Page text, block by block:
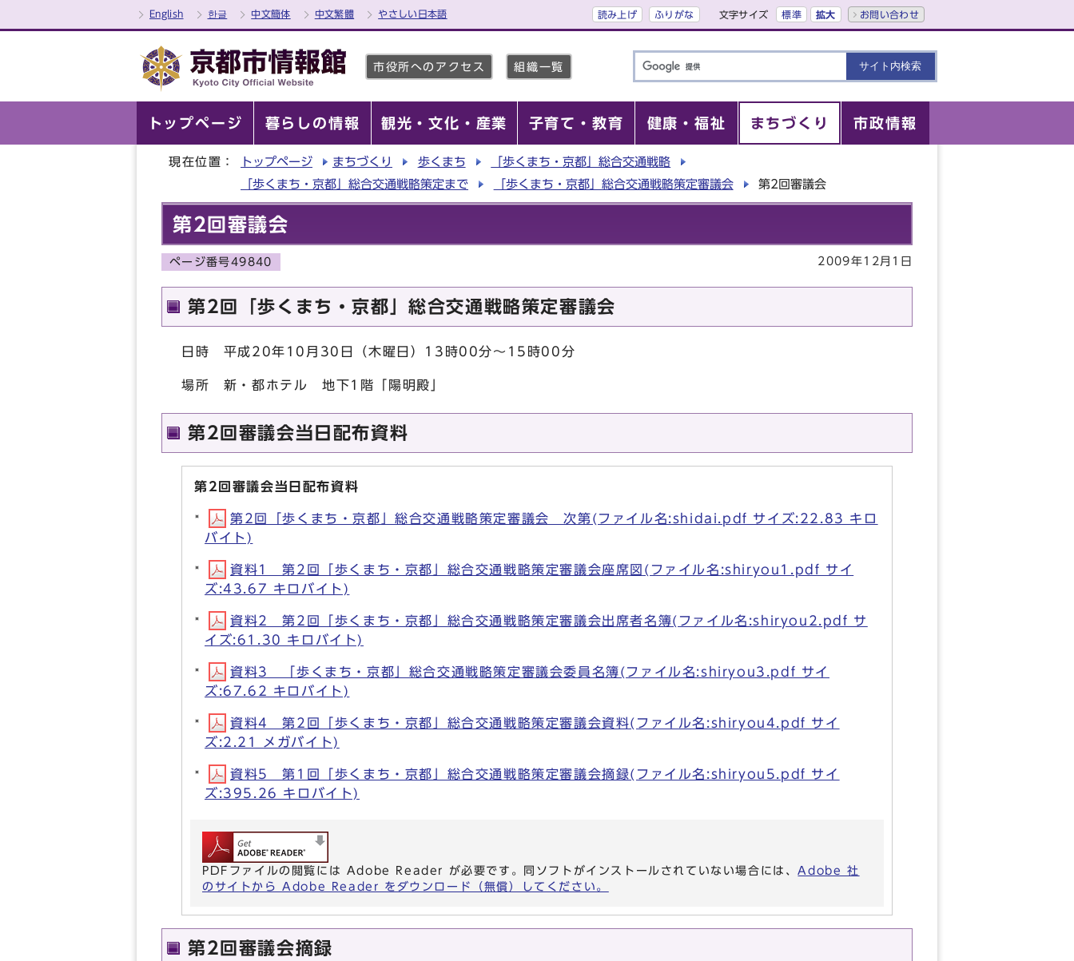
English 한글 中文簡体 中文繁體 やさしい日本語 読み上げ ふりがな 文字サイズ 標準 拡大 お問い合わせ
市役所へのアクセス 組織一覧
トップページ 暮らしの情報 観光・文化・産業 子育て・教育 健康・福祉 まちづくり 市政情報
現在位置： トップページ まちづくり 歩くまち
「歩くまち・京都」総合交通戦略
「歩くまち・京都」総合交通戦略策定まで
「歩くまち・京都」総合交通戦略策定審議会 第2回審議会
第2回審議会
ページ番号49840 2009年12月1日
第2回「歩くまち・京都」総合交通戦略策定審議会
日時 平成20年10月30日（木曜日）13時00分～15時00分
場所 新・都ホテル 地下1階「陽明殿」
第2回審議会当日配布資料
第2回審議会当日配布資料
第2回「歩くまち・京都」総合交通戦略策定審議会 次第(ファイル名:shidai.pdf サイズ:22.83 キロ
バイト)
資料1 第2回「歩くまち・京都」総合交通戦略策定審議会座席図(ファイル名:shiryou1.pdf サイ
ズ:43.67 キロバイト)
資料2 第2回「歩くまち・京都」総合交通戦略策定審議会出席者名簿(ファイル名:shiryou2.pdf サ
イズ:61.30 キロバイト)
資料3 「歩くまち・京都」総合交通戦略策定審議会委員名簿(ファイル名:shiryou3.pdf サイ
ズ:67.62 キロバイト)
資料4 第2回「歩くまち・京都」総合交通戦略策定審議会資料(ファイル名:shiryou4.pdf サイ
ズ:2.21 メガバイト)
資料5 第1回「歩くまち・京都」総合交通戦略策定審議会摘録(ファイル名:shiryou5.pdf サイ
ズ:395.26 キロバイト)
PDFファイルの閲覧には Adobe Reader が必要です。同ソフトがインストールされていない場合には、Adobe 社
のサイトから Adobe Reader をダウンロード（無償）してください。
第2回審議会摘録